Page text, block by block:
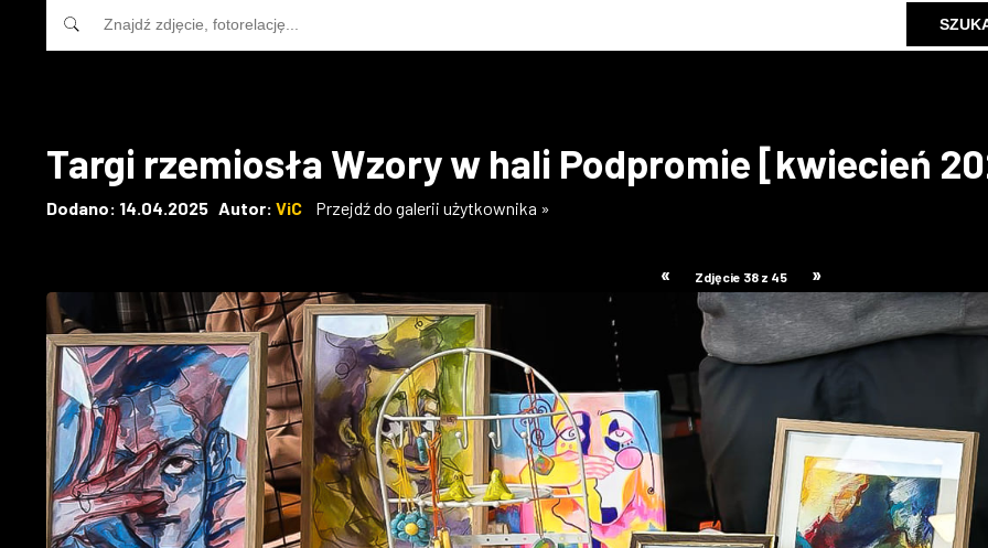
Targi rzemiosła Wzory w hali Podpromie [kwiecień
Dodano: 14.04.2025 Autor: ViC Przejdź do galerii użytkownika »
« Zdjęcie 38 z 45 »